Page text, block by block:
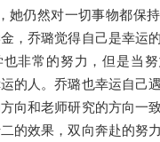
她仍然对一切事物都保持
，乔璐觉得自己是幸运
也非常的努力，但是当
的人。乔璐也幸运自己
向和老师研究的方向一
的效果，双向奔赴的努